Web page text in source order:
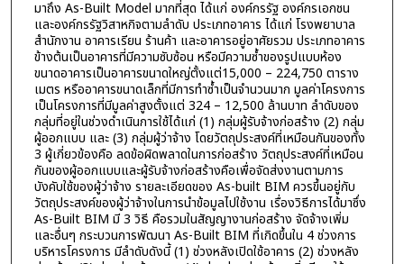
มาถึง As-Built Model มากที่สุด ได้แก่ องค์กรรัฐ องค์กรเอกชน
และองค์กรรัฐวิสาหกิจตามลำดับ ประเภทอาคาร ได้แก่ โรงพยาบาล
สำนักงาน อาคารเรียน ร้านค้า และอาคารอยู่อาศัยรวม ประเภทอาคาร
ข้างต้นเป็นอาคารที่มีความซับซ้อน หรือมีความซ้ำของรูปแบบห้อง
ขนาดอาคารเป็นอาคารขนาดใหญ่ตั้งแต่15,000 – 224,750 ตาราง
เมตร หรืออาคารขนาดเล็กที่มีการทำซ้ำเป็นจำนวนมาก มูลค่าโครงการ
เป็นโครงการที่มีมูลค่าสูงตั้งแต่ 324 – 12,500 ล้านบาท ลำดับของ
กลุ่มที่อยู่ในช่วงดำเนินการใช้ได้แก่ (1) กลุ่มผู้รับจ้างก่อสร้าง (2) กลุ่ม
ผู้ออกแบบ และ (3) กลุ่มผู้ว่าจ้าง โดยวัตถุประสงค์ที่เหมือนกันของทั้ง
3 ผู้เกี่ยวข้องคือ ลดข้อผิดพลาดในการก่อสร้าง วัตถุประสงค์ที่เหมือน
กันของผู้ออกแบบและผู้รับจ้างก่อสร้างคือเพื่อจัดส่งงานตามการ
บังคับใช้ของผู้ว่าจ้าง รายละเอียดของ As-built BIM ควรขึ้นอยู่กับ
วัตถุประสงค์ของผู้ว่าจ้างในการนำข้อมูลไปใช้งาน เรื่องวิธีการได้มาซึ่ง
As-Built BIM มี 3 วิธี คือรวมในสัญญางานก่อสร้าง จัดจ้างเพิ่ม
และอื่นๆ กระบวนการพัฒนา As-Built BIM ที่เกิดขึ้นใน 4 ช่วงการ
บริหารโครงการ มีลำดับดังนี้ (1) ช่วงหลังเปิดใช้อาคาร (2) ช่วงหลัง